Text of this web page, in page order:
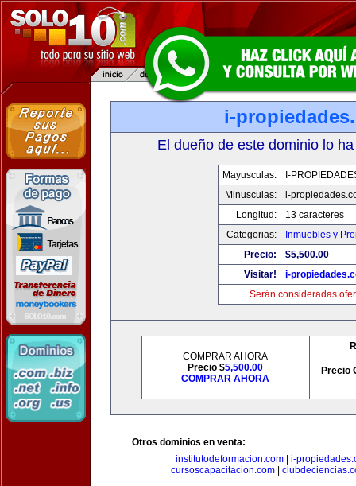
i-
El dueño de este dominio lo
Mayusculas:
I-
Minusculas:
i-
Longitud:
13 caracteres
Categorias:
Inmuebles y
Precio:
$5,500.00
Visitar!
i-
Serán consideradas
COMPRAR AHORA
Precio $5,500.00
COMPRAR AHORA
Precio
Otros dominios en venta:
institutodeformacion.com
i-
cursoscapacitacion.com|